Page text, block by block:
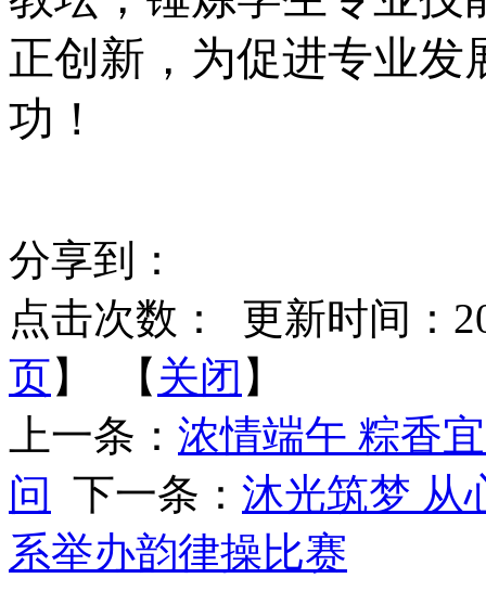
正创新，为促进专业发
功！
分享到：
点击次数：
更新时间：
页】 【 关闭 】
上一条： 浓情端午 粽香
问 下一条： 沐光筑梦
系举办韵律操比赛